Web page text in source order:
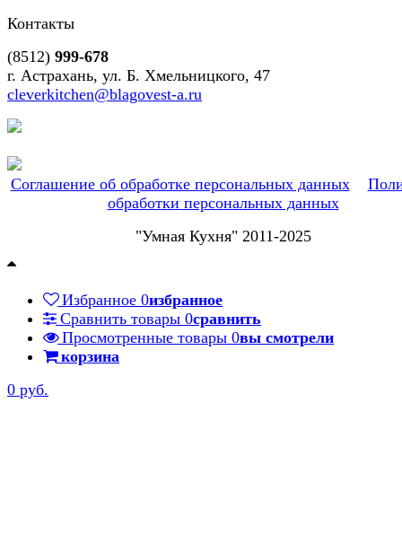
Контакты
(8512) 999-678
г. Астрахань, ул. Б. Хмельницкого, 47
cleverkitchen@blagovest-a.ru
Соглашение об обработке персональных данных
обработки персональных данных
"Умная Кухня" 2011-2025
Избранное 0избранное
Сравнить товары 0сравнить
Просмотренные товары 0вы смотрели
корзина
0 руб.